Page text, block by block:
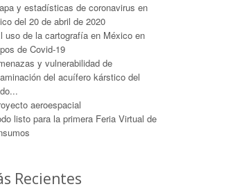
y estadísticas de coronavirus en
del 20 de abril de 2020
uso de la cartografía en México en
de Covid-19
y vulnerabilidad de
del acuífero kárstico del
aeroespacial
listo para la primera Feria Virtual de
Recientes